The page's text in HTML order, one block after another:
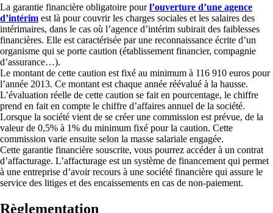
La garantie financière obligatoire pourl’ouverture d’une agence
d’intérim est là pour couvrir les charges sociales et les salaires des
intérimaires, dans le cas où l’agence d’intérim subirait des faiblesses
financières. Elle est caractérisée par une reconnaissance écrite d’un
organisme qui se porte caution (établissement financier, compagnie
d’assurance…).
Le montant de cette caution est fixé au minimum à 116 910 euros pour
l’année 2013. Ce montant est chaque année réévalué à la hausse.
L’évaluation réelle de cette caution se fait en pourcentage, le chiffre
prend en fait en compte le chiffre d’affaires annuel de la société.
Lorsque la société vient de se créer une commission est prévue, de la
valeur de 0,5% à 1% du minimum fixé pour la caution. Cette
commission varie ensuite selon la masse salariale engagée.
Cette garantie financière souscrite, vous pourrez accéder à un contrat
d’affacturage. L’affacturage est un système de financement qui permet
à une entreprise d’avoir recours à une société financière qui assure le
service des litiges et des encaissements en cas de non-paiement.
Règlementation